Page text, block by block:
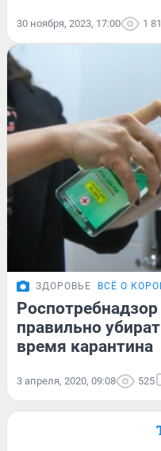
30 ноября, 2023, 17:00 1
ЗДОРОВЬЕ ВСЁ О
Роспотребнадзор
правильно
время карантина
3 апреля, 2020, 09:08 525